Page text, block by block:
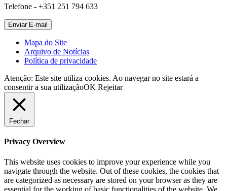
Telefone - +351 251 794 633
Mapa do Site
Arquivo de Notícias
Política de privacidade
Atenção: Este site utiliza cookies. Ao navegar no site estará a
consentir a sua utilizaçãoOK Rejeitar
Fechar
Privacy Overview
This website uses cookies to improve your experience while you
navigate through the website. Out of these cookies, the cookies that
are categorized as necessary are stored on your browser as they are
essential for the working of basic functionalities of the website. We